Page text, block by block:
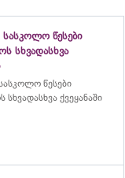
წესები
სხვადასხვა
წესები
ქვეყანაში